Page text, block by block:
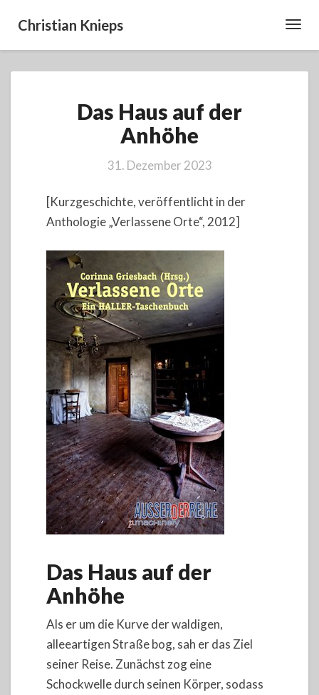
Christian Knieps
Haus
auf
der
Das Haus auf der
Anhöhe
31. Dezember 2023
[Kurzgeschichte, veröffentlicht in der
Anthologie „Verlassene Orte“, 2012]
Das Haus auf der
Anhöhe
Als er um die Kurve der waldigen,
alleeartigen Straße bog, sah er das Ziel
seiner Reise. Zunächst zog eine
Schockwelle durch seinen Körper, sodass